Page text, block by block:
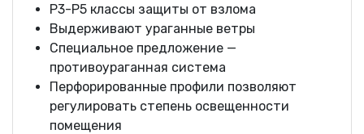
P3-P5 классы защиты от взлома
Выдерживают ураганные ветры
Специальное предложение —
противоураганная система
Перфорированные профили позволяют
регулировать степень освещенности
помещения